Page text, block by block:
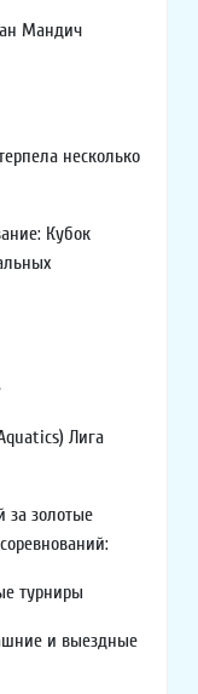
Мандич
несколько
Кубок
Лига
за золотые
турниры
и выездные